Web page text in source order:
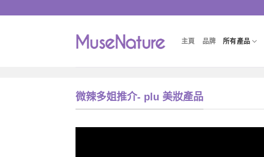
主頁 品牌 所有產品
微辣多姐推介- plu 美妝產品